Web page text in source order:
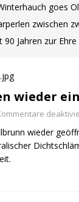
wieder
wieder